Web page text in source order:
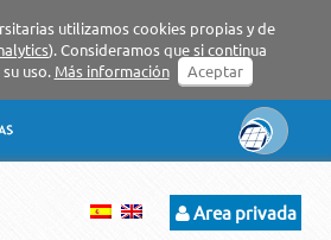
utilizamos cookies propias y de
). Consideramos que si continua
uso. Más información Aceptar
Area privada